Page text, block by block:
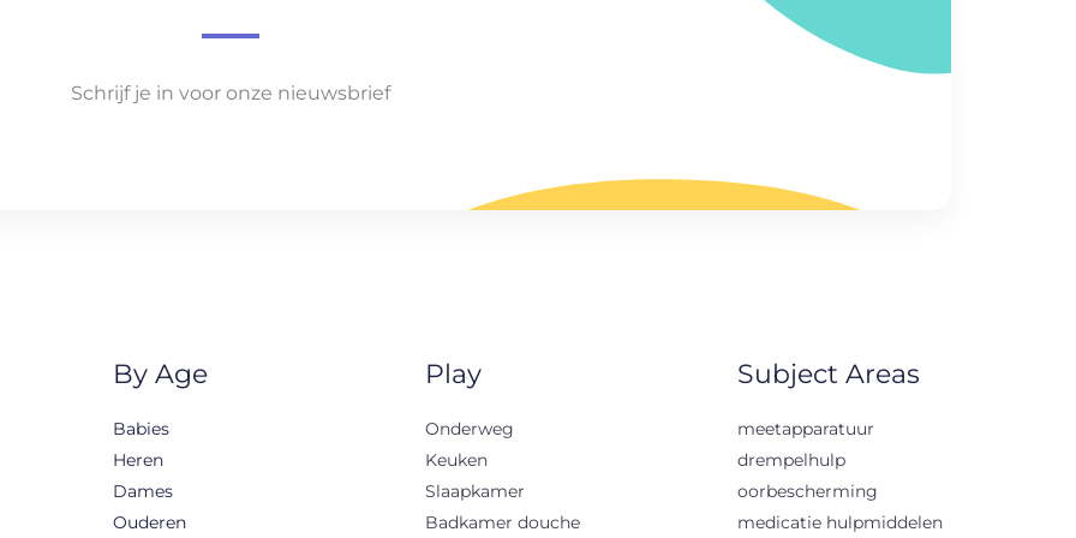
Schrijf je in voor onze nieuwsbrief
By Age
Babies
Heren
Dames
Ouderen
Play
Onderweg
Keuken
Slaapkamer
Badkamer douche
Subject Areas
meetapparatuur
drempelhulp
oorbescherming
medicatie hulpmiddelen